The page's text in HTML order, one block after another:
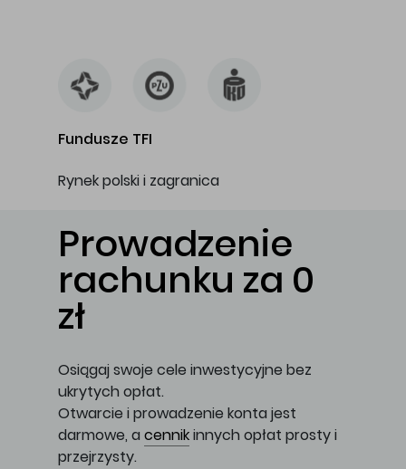
Fundusze TFI
Rynek polski i zagranica
Prowadzenie
rachunku za 0
zł
Osiągaj swoje cele inwestycyjne bez
ukrytych opłat.
Otwarcie i prowadzenie konta jest
darmowe, a cennikinnych opłat prosty i
przejrzysty.